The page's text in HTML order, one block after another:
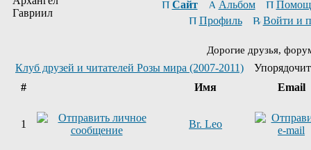
Сайт Альбом
Профиль
Войти и
Дорогие друзья,
Клуб друзей и читателей Розы мира (2007-2011)
#
Имя Email
1 Br. Leo